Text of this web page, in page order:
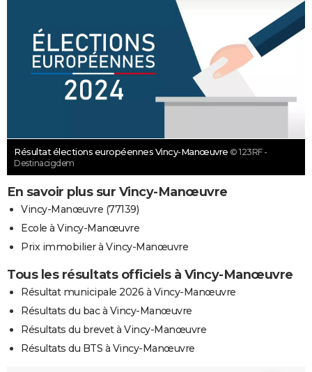
Résultat élections européennes Vincy-Manœuvre © 123RF -
Destinacigdem
En savoir plus sur Vincy-Manœuvre
Vincy-Manœuvre (77139)
Ecole à Vincy-Manœuvre
Prix immobilier à Vincy-Manœuvre
Tous les résultats officiels à Vincy-Manœuvre
Résultat municipale 2026 à Vincy-Manœuvre
Résultats du bac à Vincy-Manœuvre
Résultats du brevet à Vincy-Manœuvre
Résultats du BTS à Vincy-Manœuvre